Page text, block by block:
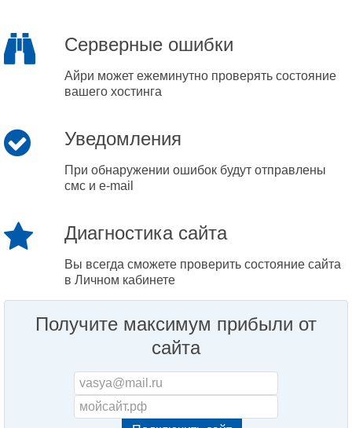
Серверные ошибки
Айри может ежеминутно проверять состояние
вашего хостинга
Уведомления
При обнаружении ошибок будут отправлены
смс и e-mail
Диагностика сайта
Вы всегда сможете проверить состояние сайта
в Личном кабинете
Получите максимум прибыли от
сайта